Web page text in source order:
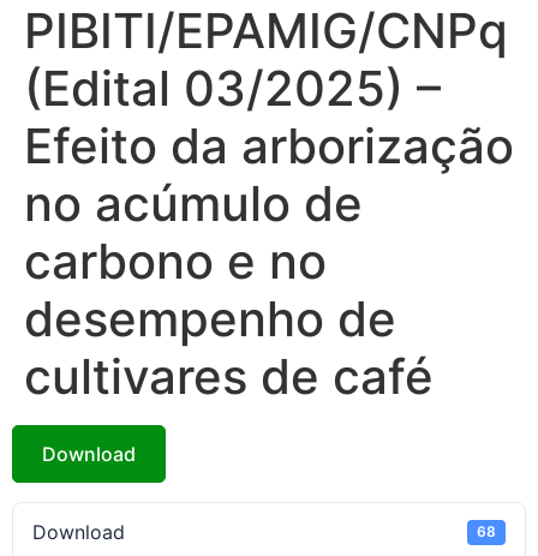
PIBITI/EPAMIG/CNPq
(Edital 03/2025) –
Efeito da arborização
no acúmulo de
carbono e no
desempenho de
cultivares de café
Download
Download 68